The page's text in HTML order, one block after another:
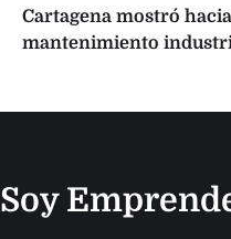
Cartagena mostró
mantenimiento
Soy